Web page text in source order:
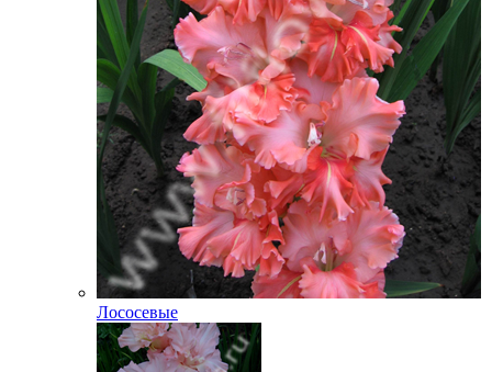
Лососевые